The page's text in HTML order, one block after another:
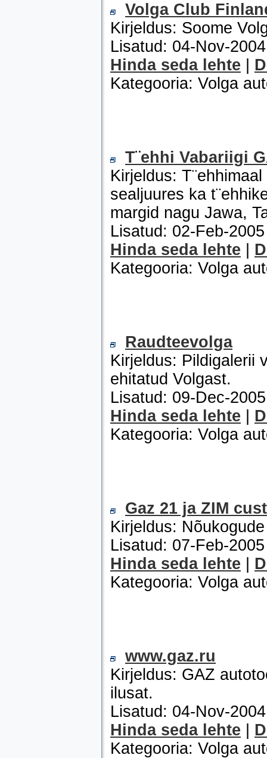
Volga Club
Kirjeldus: Soome
Lisatud: 04-Nov-
Hinda seda lehte
Kategooria: Volga
T¨ehhi Vabariigi
Kirjeldus:
sealjuures ka
margid nagu Jawa,
Lisatud: 02-Feb-
Hinda seda lehte
Kategooria: Volga
Raudteevolga
Kirjeldus: Pildigalerii
ehitatud Volgast.
Lisatud: 09-Dec-
Hinda seda lehte
Kategooria: Volga
Gaz 21 ja ZIM
Kirjeldus:
Lisatud: 07-Feb-
Hinda seda lehte
Kategooria: Volga
www.gaz.ru
Kirjeldus: GAZ
ilusat.
Lisatud: 04-Nov-
Hinda seda lehte
Kategooria: Volga